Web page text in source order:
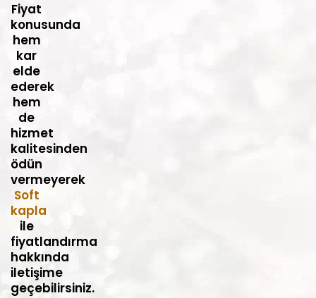
Fiyat
konusunda
hem
kar
elde
ederek
hem
de
hizmet
kalitesinden
ödün
vermeyerek
Soft
kapla
ile
fiyatlandırma
hakkında
iletişime
geçebilirsiniz.